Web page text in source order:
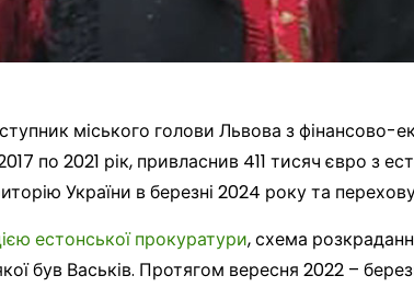
міського голови Львова з фінансово-
по 2021 рік, привласнив 411 тисяч євро з
України в березні 2024 року та
естонської прокуратури, схема
був Васьків. Протягом вересня 2022 –